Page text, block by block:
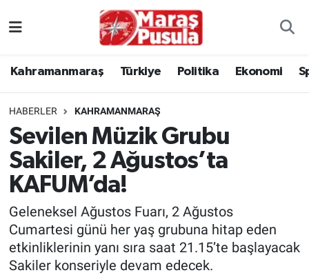
Kahramanmaraş Türkiye Politika Ekonomi
HABERLER KAHRAMANMARAŞ
Sevilen Müzik Grubu
Sakiler, 2 Ağustos’ta
KAFUM’da!
Geleneksel Ağustos Fuarı, 2 Ağustos
Cumartesi günü her yaş grubuna hitap eden
etkinliklerinin yanı sıra saat 21.15’te başlayacak
Sakiler konseriyle devam edecek.
Türkiye
Politika
Ekonomi
Spor
Kültür Sanat
İstanbul Namaz Vakitleri
İstanbul Trafik Yoğunluk Haritası
Süper Lig Puan Durumu ve Fikstür
Tüm Manşetler
Son Dakika Haberleri